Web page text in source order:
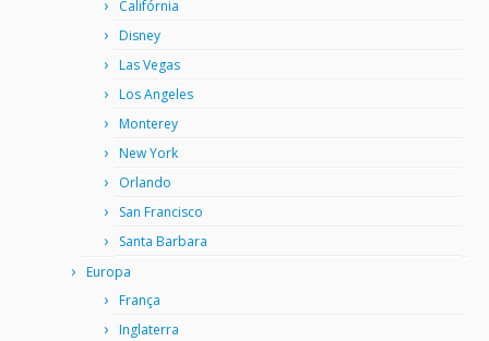
Califórnia
Disney
Las Vegas
Los Angeles
Monterey
New York
Orlando
San Francisco
Santa Barbara
Europa
França
Inglaterra